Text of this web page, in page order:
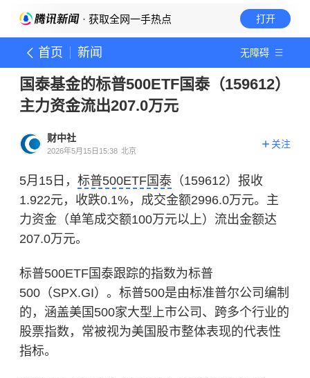
· 获取全网一手热点 打开
首页 新闻 无障碍
国泰基金的标普500ETF国泰（159612）
主力资金流出207.0万元
财中社
2026年5月15日15:38 北京
关注
5月15日， 标普500ETF国泰 （159612）报收
1.922元，收跌0.1%，成交金额2996.0万元。主
力资金（单笔成交额100万元以上）流出金额达
207.0万元。
标普500ETF国泰跟踪的指数为标普
500（SPX.GI）。标普500是由标准普尔公司编制
的，涵盖美国500家大型上市公司、跨多个行业的
股票指数，常被视为美国股市整体表现的代表性
指标。